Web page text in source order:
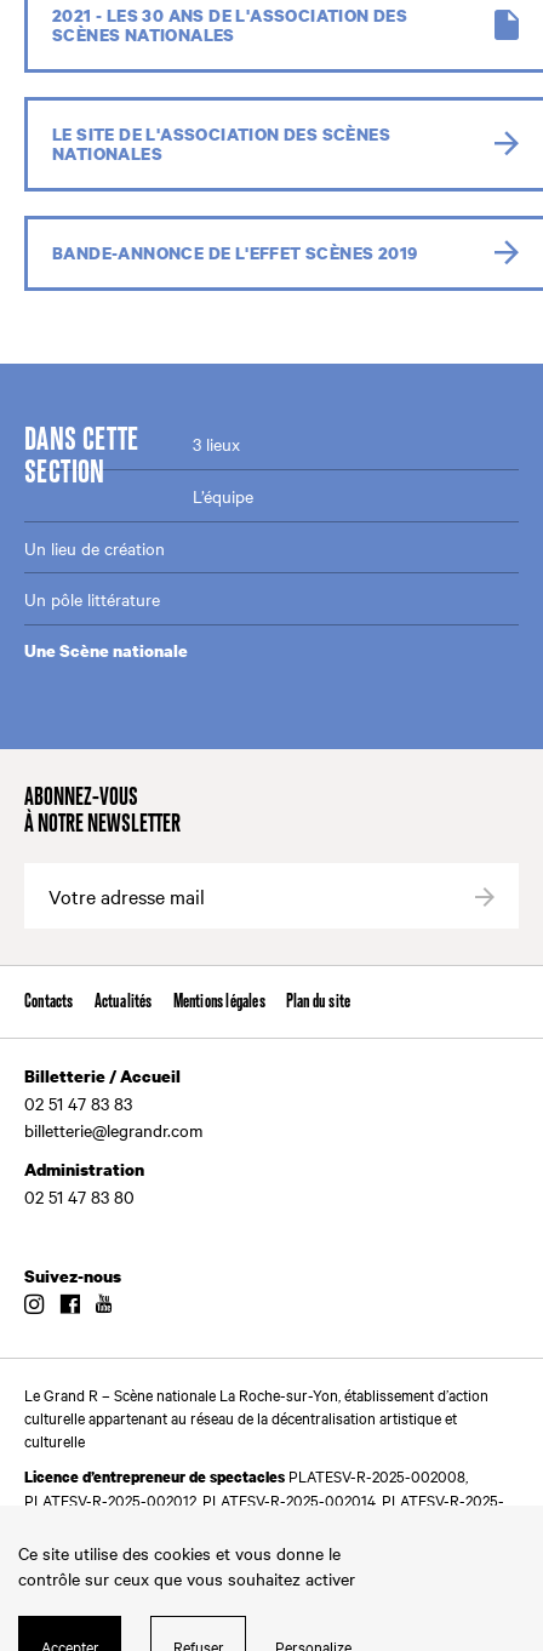
2021 - LES 30 ANS DE L'ASSOCIATION DES
SCÈNES NATIONALES
LE SITE DE L'ASSOCIATION DES SCÈNES
NATIONALES
BANDE-ANNONCE DE L'EFFET SCÈNES 2019
DANS CETTE
SECTION
3 lieux
L’équipe
Un lieu de création
Un pôle littérature
Une Scène nationale
ABONNEZ-VOUS
À NOTRE NEWSLETTER
Contacts Actualités Mentions légales Plan du site
Billetterie / Accueil
02 51 47 83 83
billetterie@legrandr.com
Administration
02 51 47 83 80
Suivez-nous
InstagramFacebook
Le Grand R – Scène nationale La Roche-sur-Yon, établissement d’action
culturelle appartenant au réseau de la décentralisation artistique et
culturelle
Licence d’entrepreneur de spectacles PLATESV-R-2025-002008,
PLATESV-R-2025-002012, PLATESV-R-2025-002014, PLATESV-R-2025-
Ce site utilise des cookies et vous donne le
contrôle sur ceux que vous souhaitez activer
Accepter Refuser Personalize